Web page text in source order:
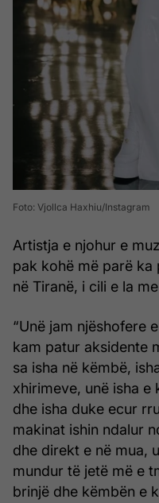
Foto: Vjollca Haxhiu/Instagram
Artistja e njohur e
pak kohë më parë ka
në Tiranë, i cili e la
“Unë jam njëshofere
kam patur aksidente
sa isha në këmbë,
xhirimeve, unë isha
dhe isha duke ecur
makinat ishin ndalur
dhe direkt e në mua,
mundur të jetë më e
brinjë dhe këmbën e